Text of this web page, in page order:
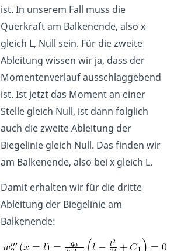
ist. In unserem Fall muss die
Querkraft am Balkenende, also x
gleich L, Null sein. Für die zweite
Ableitung wissen wir ja, dass der
Momentenverlauf ausschlaggebend
ist. Ist jetzt das Moment an einer
Stelle gleich Null, ist dann folglich
auch die zweite Ableitung der
Biegelinie gleich Null. Das finden wir
am Balkenende, also bei x gleich L.
Damit erhalten wir für die dritte
Ableitung der Biegelinie am
Balkenende: